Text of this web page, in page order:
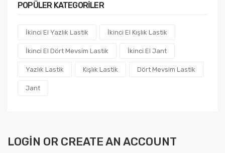
POPÜLER KATEGORILER
İkinci El Yazlık Lastik İkinci El Kışlık Lastik
İkinci El Dört Mevsim Lastik İkinci El Jant
Yazlık Lastik Kışlık Lastik Dört Mevsim Lastik
Jant
LOGIN OR CREATE AN ACCOUNT